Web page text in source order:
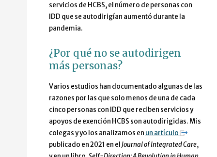
servicios de HCBS, el número de personas con
IDD que se autodirigían aumentó durante la
pandemia.
¿Por qué no se autodirigen
más personas?
Varios estudios han documentado algunas de las
razones por las que solo menos de una de cada
cinco personas con IDD que reciben servicios y
apoyos de exención HCBS son autodirigidas. Mis
colegas y yo los analizamos en un artículo
publicado en 2021 en el Journal of Integrated Care,